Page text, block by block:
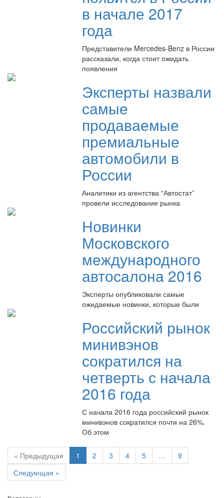
в начале 2017
года
Представители Mercedes-Benz в России
рассказали, когда стоит ожидать
появления
Эксперты назвали
самые
продаваемые
премиальные
автомобили в
России
Аналитики из агентства “Автостат”
провели исследование рынка
Новинки
Московского
международного
автосалона 2016
Эксперты опубликовали самые
ожидаемые новинки, которые были
Российский рынок
минивэнов
сократился на
четверть с начала
2016 года
С начала 2016 года российский рынок
минивэнов сократился почти на 26%.
Об этом
« Предыдущая 1 2 3 4 5 …
9
Следующая »